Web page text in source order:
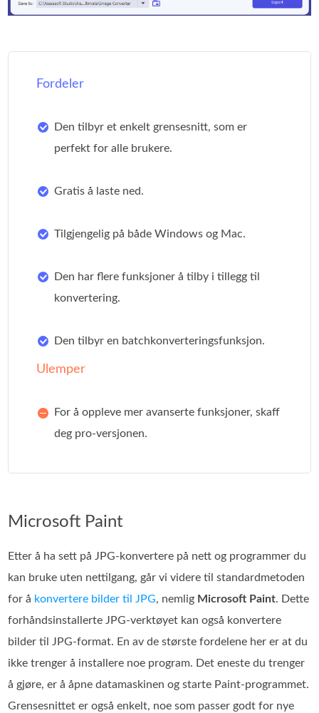
Fordeler
Den tilbyr et enkelt grensesnitt, som er
perfekt for alle brukere.
Gratis å laste ned.
Tilgjengelig på både Windows og Mac.
Den har flere funksjoner å tilby i tillegg til
konvertering.
Den tilbyr en batchkonverteringsfunksjon.
Ulemper
For å oppleve mer avanserte funksjoner, skaff
deg pro-versjonen.
Microsoft Paint
Etter å ha sett på JPG‑konvertere på nett og programmer du
kan bruke uten nettilgang, går vi videre til standardmetoden
for å konvertere bilder til JPG, nemlig Microsoft Paint. Dette
forhåndsinstallerte JPG‑verktøyet kan også konvertere
bilder til JPG-format. En av de største fordelene her er at du
ikke trenger å installere noe program. Det eneste du trenger
å gjøre, er å åpne datamaskinen og starte Paint‑programmet.
Grensesnittet er også enkelt, noe som passer godt for nye